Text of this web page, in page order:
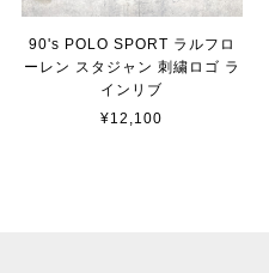
90's POLO SPORT ラルフロ
ーレン スタジャン 刺繍ロゴ ラ
インリブ
¥12,100